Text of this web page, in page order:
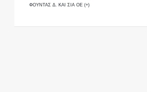
ΦΟΥΝΤΑΣ Δ. ΚΑΙ ΣΙΑ ΟΕ (+)